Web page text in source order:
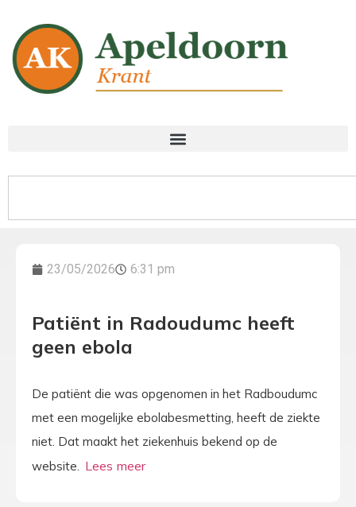
23/05/2026 6:31 pm
Patiënt in Radoudumc heeft
geen ebola
De patiënt die was opgenomen in het Radboudumc
met een mogelijke ebolabesmetting, heeft de ziekte
niet. Dat maakt het ziekenhuis bekend op de
website.